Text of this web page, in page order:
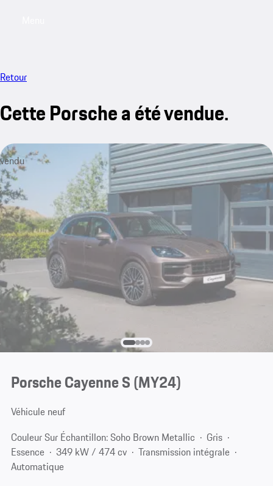
Retour
Cette Porsche a été vendue.
vendu
Porsche Cayenne S (MY24)
Véhicule neuf
Couleur Sur Échantillon: Soho Brown Metallic
Gris
Essence
349 kW / 474 cv
Transmission intégrale
Automatique